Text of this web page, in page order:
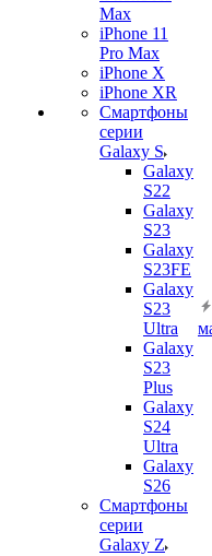
Max
iPhone 11
Pro Max
iPhone X
iPhone XR
Смартфоны
серии
Galaxy S
Galaxy
S22
Galaxy
S23
Galaxy
S23FE
Galaxy
S23
Ultra
Galaxy
S23
Plus
Galaxy
S24
Ultra
Galaxy
S26
Смартфоны
серии
Galaxy Z